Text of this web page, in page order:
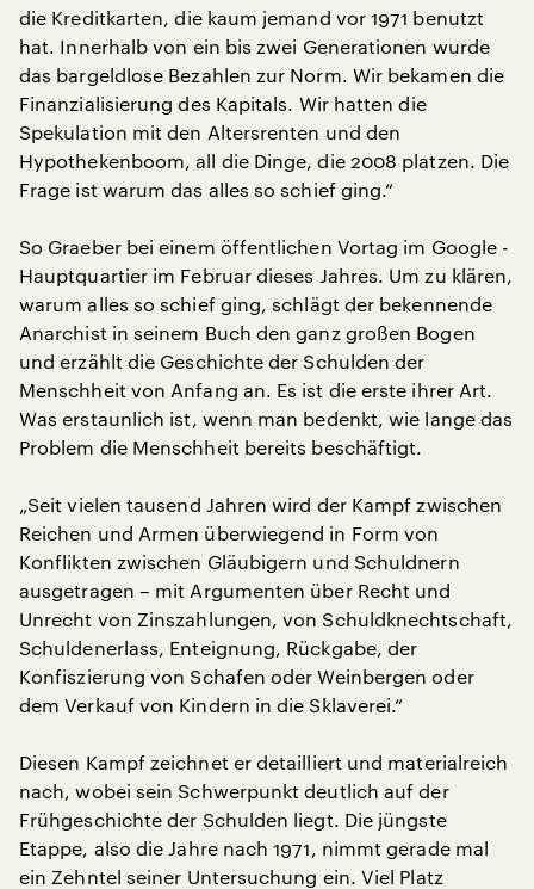
die Kreditkarten, die kaum jemand vor 1971 benutzt
hat. Innerhalb von ein bis zwei Generationen wurde
das bargeldlose Bezahlen zur Norm. Wir bekamen die
Finanzialisierung des Kapitals. Wir hatten die
Spekulation mit den Altersrenten und den
Hypothekenboom, all die Dinge, die 2008 platzen. Die
Frage ist warum das alles so schief ging.“
So Graeber bei einem öffentlichen Vortag im Google -
Hauptquartier im Februar dieses Jahres. Um zu klären,
warum alles so schief ging, schlägt der bekennende
Anarchist in seinem Buch den ganz großen Bogen
und erzählt die Geschichte der Schulden der
Menschheit von Anfang an. Es ist die erste ihrer Art.
Was erstaunlich ist, wenn man bedenkt, wie lange das
Problem die Menschheit bereits beschäftigt.
„Seit vielen tausend Jahren wird der Kampf zwischen
Reichen und Armen überwiegend in Form von
Konflikten zwischen Gläubigern und Schuldnern
ausgetragen – mit Argumenten über Recht und
Unrecht von Zinszahlungen, von Schuldknechtschaft,
Schuldenerlass, Enteignung, Rückgabe, der
Konfiszierung von Schafen oder Weinbergen oder
dem Verkauf von Kindern in die Sklaverei.“
Diesen Kampf zeichnet er detailliert und materialreich
nach, wobei sein Schwerpunkt deutlich auf der
Frühgeschichte der Schulden liegt. Die jüngste
Etappe, also die Jahre nach 1971, nimmt gerade mal
ein Zehntel seiner Untersuchung ein. Viel Platz